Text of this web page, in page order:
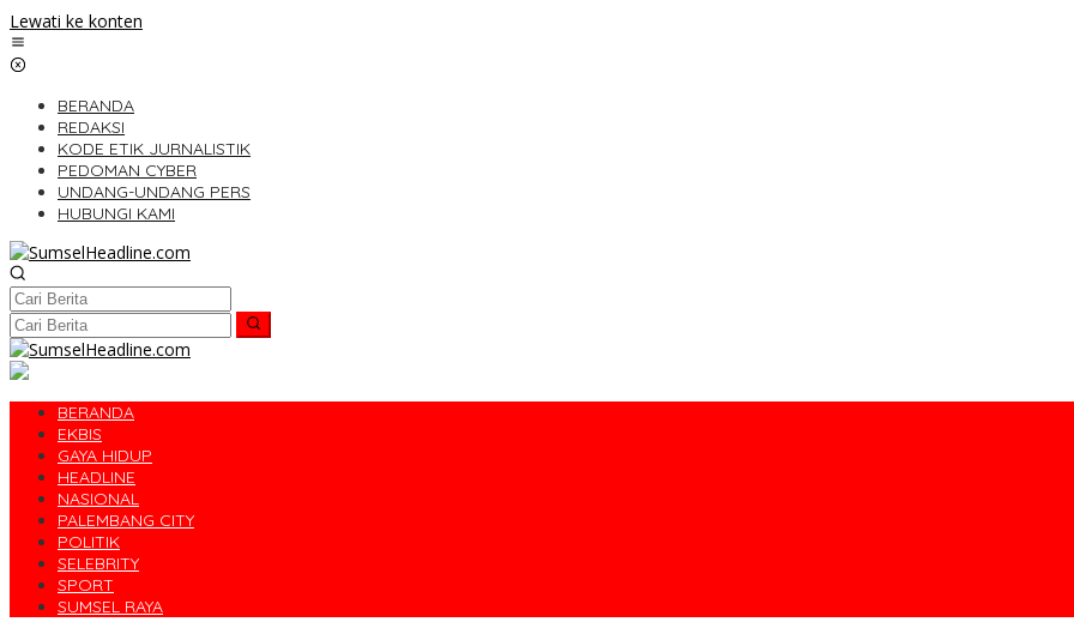
Lewati ke konten
BERANDA
REDAKSI
KODE ETIK JURNALISTIK
PEDOMAN CYBER
UNDANG-UNDANG PERS
HUBUNGI KAMI
BERANDA
EKBIS
GAYA HIDUP
HEADLINE
NASIONAL
PALEMBANG CITY
POLITIK
SELEBRITY
SPORT
SUMSEL RAYA